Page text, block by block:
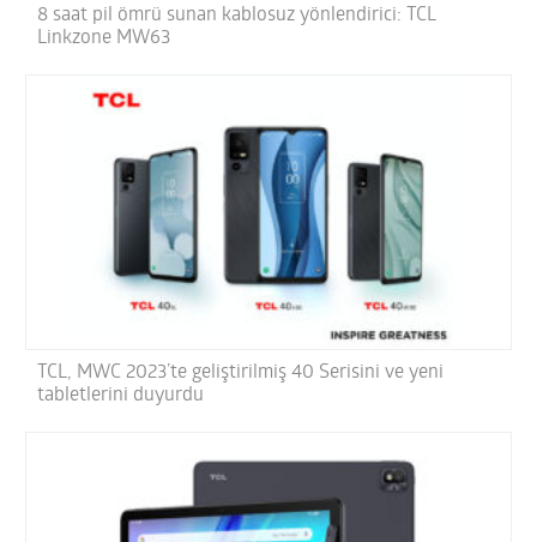
8 saat pil ömrü sunan kablosuz yönlendirici: TCL
Linkzone MW63
TCL, MWC 2023’te geliştirilmiş 40 Serisini ve yeni
tabletlerini duyurdu